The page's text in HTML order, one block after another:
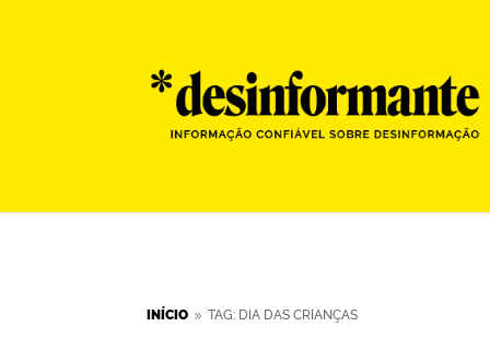
INÍCIO 9 TAG: DIA DAS CRIANÇAS